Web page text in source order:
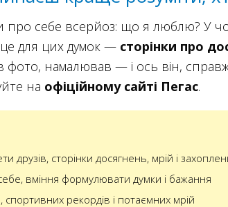
себе всерйоз: що я люблю? У
для цих думок — сторінки про
фото, намалював — і ось він,
на офіційному сайті Пегас.
сторінки досягнень, мрій і
вміння формулювати думки і бажання
рекордів і потаємних мрій